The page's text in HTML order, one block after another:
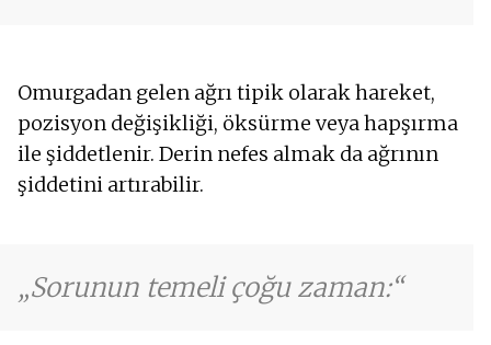
Omurgadan gelen ağrı tipik olarak hareket,
pozisyon değişikliği, öksürme veya hapşırma
ile şiddetlenir. Derin nefes almak da ağrının
şiddetini artırabilir.
Sorunun temeli çoğu zaman: